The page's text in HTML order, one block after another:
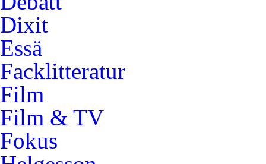
Dixit
Essä
Facklitteratur
Film
Film & TV
Fokus